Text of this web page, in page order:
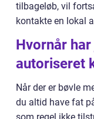
tilbageløb, vil
kontakte en lokal
Hvornår
autoriseret
Når der er bøvle
du altid have fat